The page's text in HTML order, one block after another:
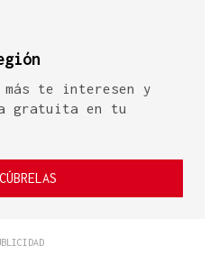
te interesen y
gratuita en tu